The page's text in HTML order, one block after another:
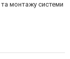
монтажу системи